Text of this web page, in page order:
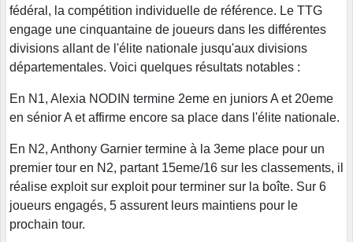
fédéral, la compétition individuelle de référence. Le TTG
engage une cinquantaine de joueurs dans les différentes
divisions allant de l'élite nationale jusqu'aux divisions
départementales. Voici quelques résultats notables :
En N1, Alexia NODIN termine 2eme en juniors A et 20eme
en sénior A et affirme encore sa place dans l'élite nationale.
En N2, Anthony Garnier termine à la 3eme place pour un
premier tour en N2, partant 15eme/16 sur les classements, il
réalise exploit sur exploit pour terminer sur la boîte. Sur 6
joueurs engagés, 5 assurent leurs maintiens pour le
prochain tour.